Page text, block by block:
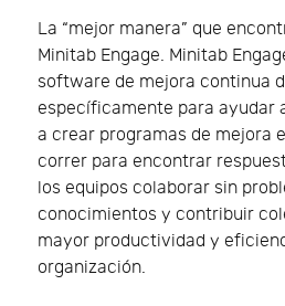
La “mejor manera” que
Minitab Engage. Minitab
software de mejora continua
específicamente para ayudar
a crear programas de mejora
correr para encontrar
los equipos colaborar sin
conocimientos y contribuir
mayor productividad y
organización.